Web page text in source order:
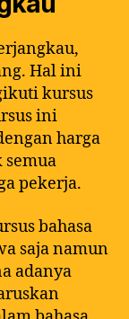
Hal ini
kursus
ini
harga
semua
pekerja.
bahasa
saja namun
adanya